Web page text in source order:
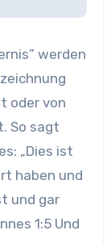
werden
oder von
So sagt
„Dies ist
haben und
und gar
1:5 Und